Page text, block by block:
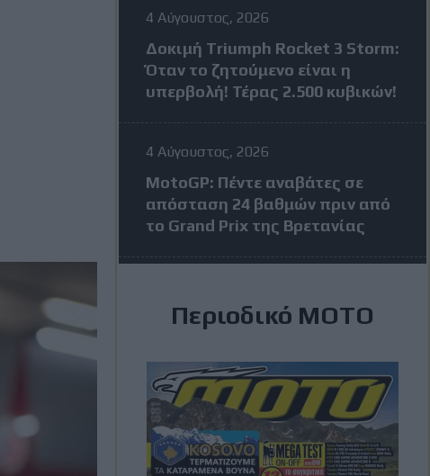
4 Αύγουστος, 2026
Δοκιμή Triumph Rocket 3 Storm:
Όταν το ζητούμενο είναι η
υπερβολή! Τέρας 2.500 κυβικών!
4 Αύγουστος, 2026
MotoGP: Πέντε αναβάτες σε
απόσταση 24 βαθμών πριν από
το Grand Prix της Βρετανίας
MXGP Βέλγιο: Κέρδισε ο Jeffrey
τίτλο
3 Αύγουστος, 2026
MotoGP: Η KTM σκέφτεται να
Περιοδικό ΜΟΤΟ